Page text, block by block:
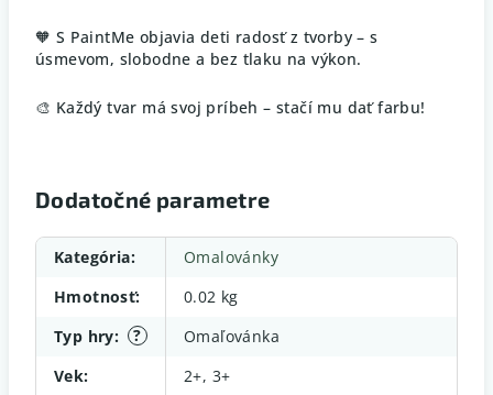
🧡 S PaintMe objavia deti radosť z tvorby – s
úsmevom, slobodne a bez tlaku na výkon.
🎨 Každý tvar má svoj príbeh – stačí mu dať farbu!
Dodatočné parametre
Kategória:
Omalovánky
Hmotnosť:
0.02 kg
?
Typ hry:
Omaľovánka
Vek: 2+, 3+